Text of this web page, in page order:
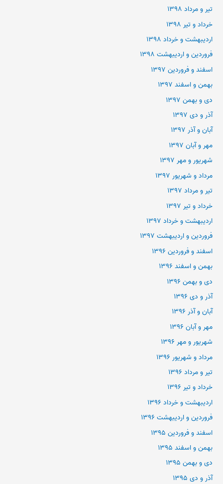
تیر و مرداد ۱۳۹۸
خرداد و تیر ۱۳۹۸
اردیبهشت و خرداد ۱۳۹۸
فروردین و اردیبهشت ۱۳۹۸
اسفند و فروردین ۱۳۹۷
بهمن و اسفند ۱۳۹۷
دی و بهمن ۱۳۹۷
آذر و دی ۱۳۹۷
آبان و آذر ۱۳۹۷
مهر و آبان ۱۳۹۷
شهریور و مهر ۱۳۹۷
مرداد و شهریور ۱۳۹۷
تیر و مرداد ۱۳۹۷
خرداد و تیر ۱۳۹۷
اردیبهشت و خرداد ۱۳۹۷
فروردین و اردیبهشت ۱۳۹۷
اسفند و فروردین ۱۳۹۶
بهمن و اسفند ۱۳۹۶
دی و بهمن ۱۳۹۶
آذر و دی ۱۳۹۶
آبان و آذر ۱۳۹۶
مهر و آبان ۱۳۹۶
شهریور و مهر ۱۳۹۶
مرداد و شهریور ۱۳۹۶
تیر و مرداد ۱۳۹۶
خرداد و تیر ۱۳۹۶
اردیبهشت و خرداد ۱۳۹۶
فروردین و اردیبهشت ۱۳۹۶
اسفند و فروردین ۱۳۹۵
بهمن و اسفند ۱۳۹۵
دی و بهمن ۱۳۹۵
آذر و دی ۱۳۹۵